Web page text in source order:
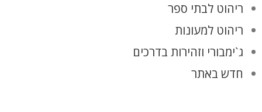
ריהוט לבתי ספר
ריהוט למעונות
ג`ימבורי וזהירות בדרכים
חדש באתר